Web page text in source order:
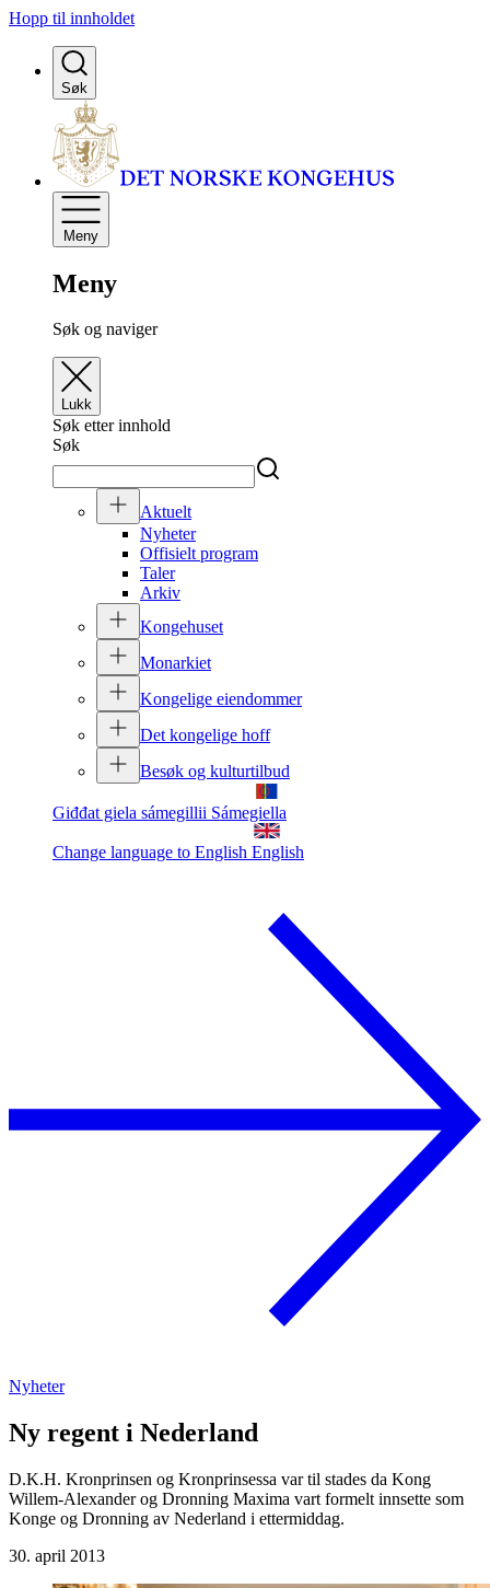
Hopp til innholdet
Søk
Meny
Meny
Søk og naviger
Lukk
Søk etter innhold
Søk
Aktuelt
Nyheter
Offisielt program
Taler
Arkiv
Kongehuset
Monarkiet
Kongelige eiendommer
Det kongelige hoff
Besøk og kulturtilbud
Giđđat giela sámegillii Sámegiella
Change language to English English
Nyheter
Ny regent i Nederland
D.K.H. Kronprinsen og Kronprinsessa var til stades da Kong
Willem-Alexander og Dronning Maxima vart formelt innsette som
Konge og Dronning av Nederland i ettermiddag.
30. april 2013